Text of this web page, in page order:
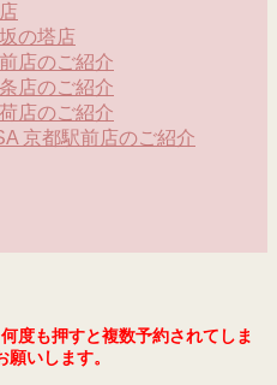
の塔店
店のご紹介
店のご紹介
店のご紹介
京都駅前店のご紹介
度も押すと複数予約されてしま
いします。